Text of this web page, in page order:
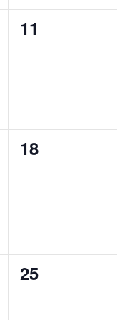
0
11
0
18
0
25